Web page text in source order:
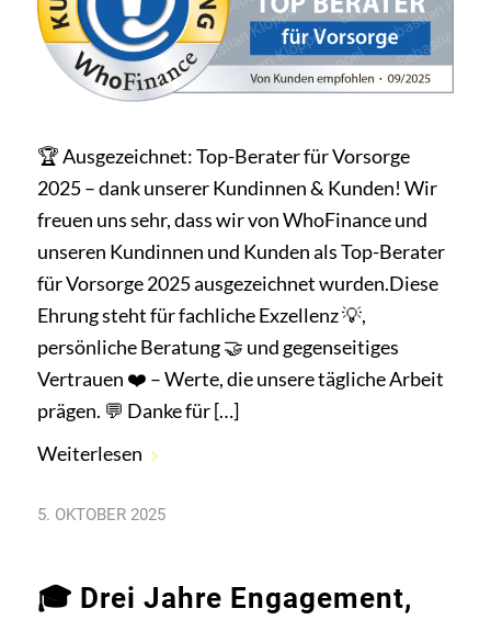
🏆 Ausgezeichnet: Top-Berater für Vorsorge
2025 – dank unserer Kundinnen & Kunden! Wir
freuen uns sehr, dass wir von WhoFinance und
unseren Kundinnen und Kunden als Top-Berater
für Vorsorge 2025 ausgezeichnet wurden.Diese
Ehrung steht für fachliche Exzellenz 💡,
persönliche Beratung 🤝 und gegenseitiges
Vertrauen ❤️ – Werte, die unsere tägliche Arbeit
prägen. 💬 Danke für […]
Weiterlesen
5. OKTOBER 2025
🎓 Drei Jahre Engagement,